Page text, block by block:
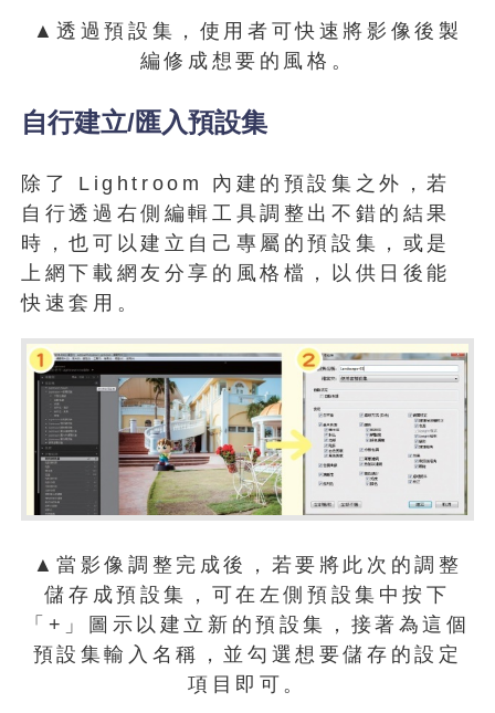
▲透過預設集，使用者可快速將影像後製
編修成想要的風格。
自行建立/匯入預設集
除了 Lightroom 內建的預設集之外，若
自行透過右側編輯工具調整出不錯的結果
時，也可以建立自己專屬的預設集，或是
上網下載網友分享的風格檔，以供日後能
快速套用。
▲當影像調整完成後，若要將此次的調整
儲存成預設集，可在左側預設集中按下
「+」圖示以建立新的預設集，接著為這個
預設集輸入名稱，並勾選想要儲存的設定
項目即可。